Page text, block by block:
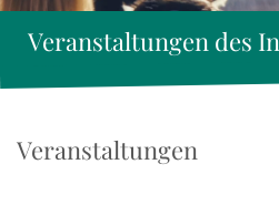
Veranstaltungen des
Veranstaltungen